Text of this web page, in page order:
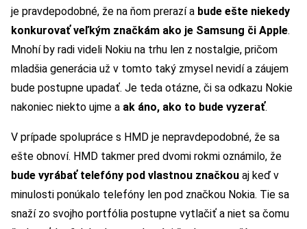
je pravdepodobné, že na ňom prerazí a bude ešte niekedy
konkurovať veľkým značkám ako je Samsung či Apple.
Mnohí by radi videli Nokiu na trhu len z nostalgie, pričom
mladšia generácia už v tomto taký zmysel nevidí a záujem
bude postupne upadať. Je teda otázne, či sa odkazu Nokie
nakoniec niekto ujme a ak áno, ako to bude vyzerať.
V prípade spolupráce s HMD je nepravdepodobné, že sa
ešte obnoví. HMD takmer pred dvomi rokmi oznámilo, že
bude vyrábať telefóny pod vlastnou značkou aj keď v
minulosti ponúkalo telefóny len pod značkou Nokia. Tie sa
snaží zo svojho portfólia postupne vytlačiť a niet sa čomu